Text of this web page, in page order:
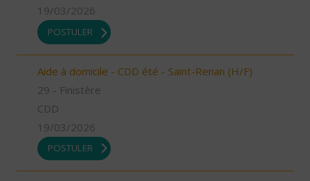
19/03/2026
POSTULER
Aide à domicile - CDD été - Saint-Renan (H/F)
29 - Finistère
CDD
19/03/2026
POSTULER